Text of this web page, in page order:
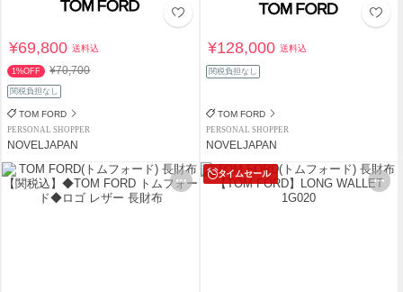
¥69,800送料込
1%OFF ¥70,700
関税負担なし
TOM FORD
PERSONAL SHOPPER
NOVELJAPAN
¥128,000送料込
関税負担なし
TOM FORD
PERSONAL SHOPPER
NOVELJAPAN
タイムセール